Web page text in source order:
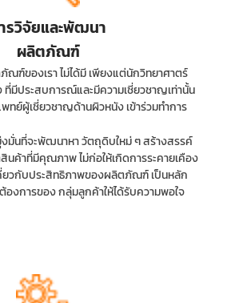
รวิจัยและพัฒนา
ผลิตภัณฑ์
ฑ์ของเรา ไม่ได้มี เพียงแต่นักวิทยาศาตร์
ที่มีประสบการณ์และมีความเชี่ยวชาญเท่านั้น
ย์ผู้เชี่ยวชาญด้านผิวหนัง เข้าร่วมทำการ
งมั่นที่จะพัฒนาหา วัตถุดิบใหม่ ๆ สร้างสรรค์
ค้าที่มีคุณภาพ ไม่ก่อให้เกิดการระคายเคือง
ยวกับประสิทธิภาพของผลิตภัณฑ์ เป็นหลัก
งการของ กลุ่มลูกค้าให้ได้รับความพอใจ